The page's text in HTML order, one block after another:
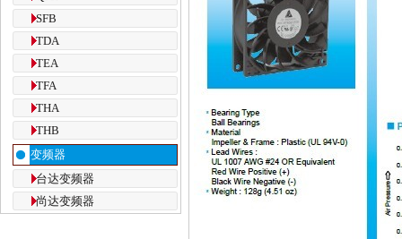
SFB
TDA
TEA
TFA
THA
THB
变频器
台达变频器
尚达变频器